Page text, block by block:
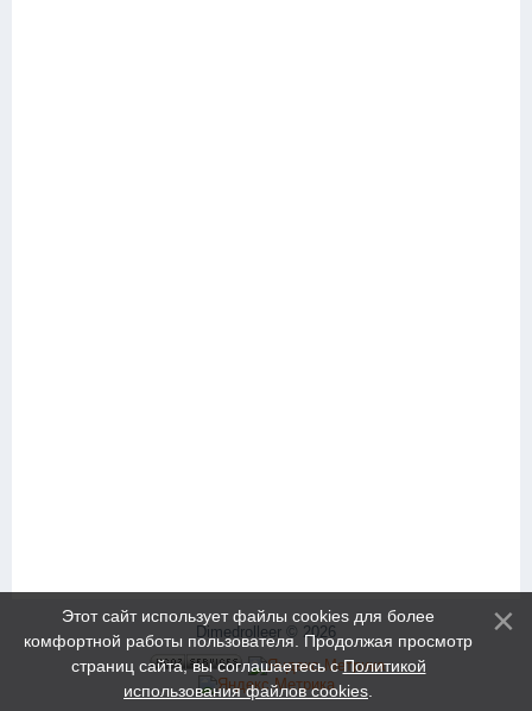
Dimedrolleer © 2026
Этот сайт использует файлы cookies для более
комфортной работы пользователя. Продолжая просмотр
страниц сайта, вы соглашаетесь сПолитикой
использования файлов cookies